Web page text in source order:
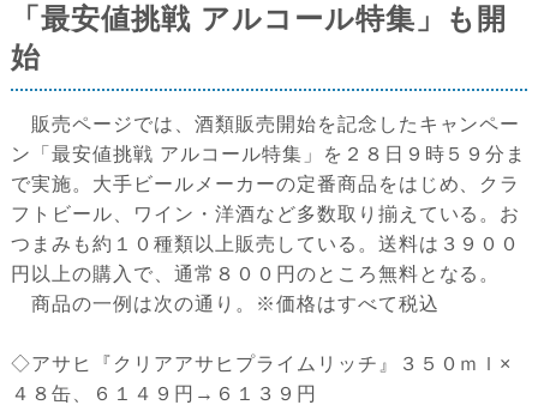
「最安値挑戦 アルコール特集」も開
始
販売ページでは、酒類販売開始を記念したキャンペー
ン「最安値挑戦 アルコール特集」を２８日９時５９分ま
で実施。大手ビールメーカーの定番商品をはじめ、クラ
フトビール、ワイン・洋酒など多数取り揃えている。お
つまみも約１０種類以上販売している。送料は３９００
円以上の購入で、通常８００円のところ無料となる。
商品の一例は次の通り。※価格はすべて税込
◇アサヒ『クリアアサヒプライムリッチ』３５０ｍｌ×
４８缶、６１４９円→６１３９円